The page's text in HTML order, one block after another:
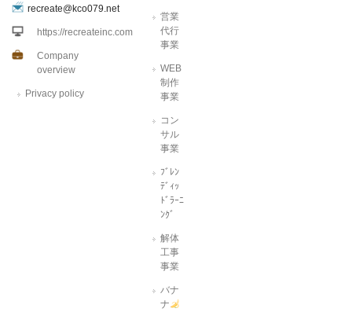
recreate@kco079.net
https://recreateinc.com
Company
overview
Privacy policy
営業
代行
事業
WEB
制作
事業
コン
サル
事業
ﾌﾞﾚﾝ
ﾃﾞｨｯ
ﾄﾞﾗｰﾆ
ﾝｸﾞ
解体
工事
事業
バナ
ナ